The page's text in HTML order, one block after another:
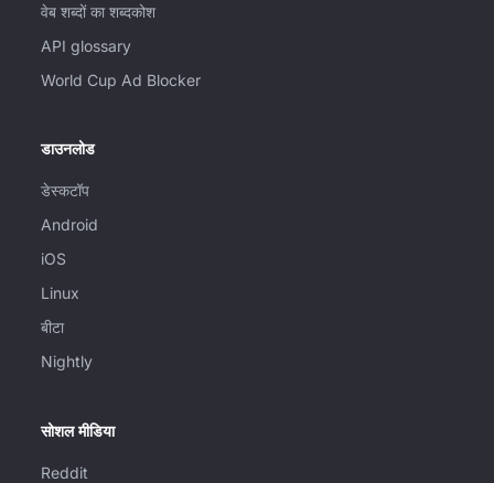
वेब शब्दों का शब्दकोश
API glossary
World Cup Ad Blocker
डाउनलोड
डेस्कटॉप
Android
iOS
Linux
बीटा
Nightly
सोशल मीडिया
Reddit